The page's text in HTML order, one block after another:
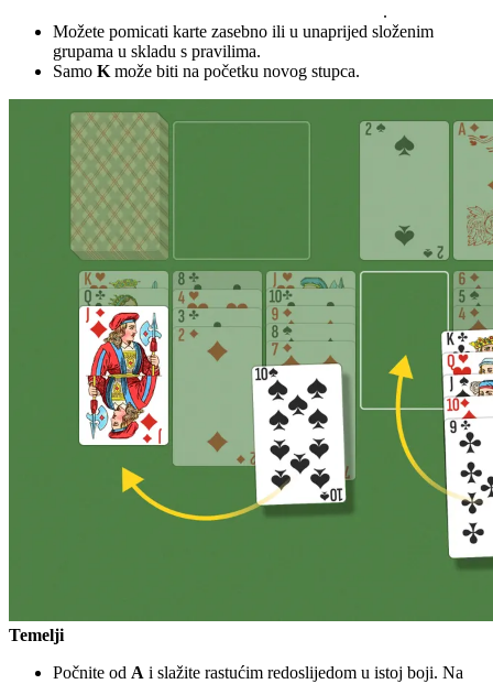
.
Možete pomicati karte zasebno ili u unaprijed složenim
grupama u skladu s pravilima.
Samo K može biti na početku novog stupca.
Temelji
Počnite od A i slažite rastućim redoslijedom u istoj boji. Na